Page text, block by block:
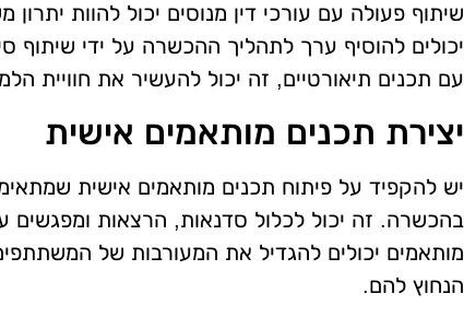
שיתוף פעולה עם עורכי דין מנוסים יכול להוות יתרון
יכולים להוסיף ערך לתהליך ההכשרה על ידי שיתוף
עם תכנים תיאורטיים, זה יכול להעשיר את חוויית
יצירת תכנים מותאמים אישית
יש להקפיד על פיתוח תכנים מותאמים אישית
בהכשרה. זה יכול לכלול סדנאות, הרצאות ומפגשים
מותאמים יכולים להגדיל את המעורבות של
הנחוץ להם.